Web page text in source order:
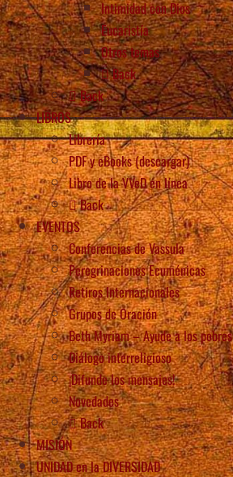
Intimidad con Dios
Eucaristía
Otros temas
Back
Back
LIBROS
Librería
PDF y eBooks (descargar)
Libro de la VVeD en línea
Back
EVENTOS
Conferencias de Vassula
Peregrinaciones Ecuménicas
Retiros Internacionales
Grupos de Oración
Beth Myriam – Ayude a los pobres
Diálogo interreligioso
¡Difunde los mensajes!
Novedades
Back
MISIÓN
UNIDAD en la DIVERSIDAD